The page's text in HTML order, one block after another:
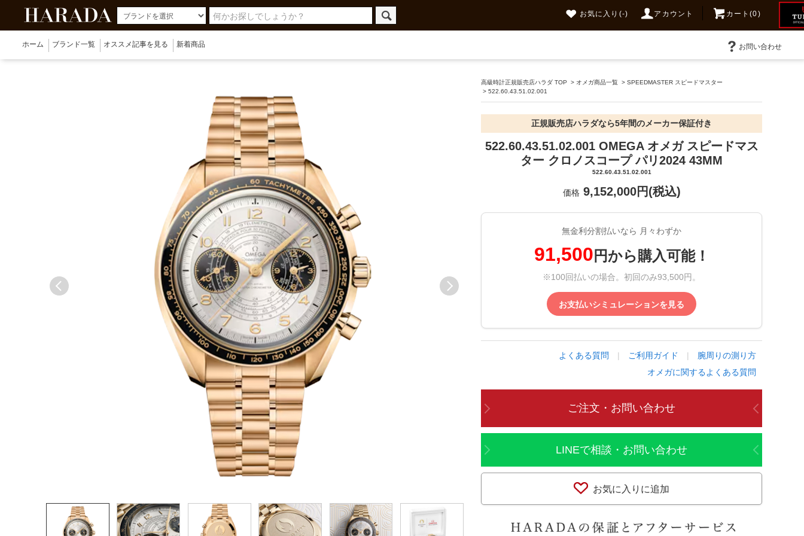
お気に入り (-) アカウント カート(0)
ホーム ブランド一覧 オススメ記事を見る 新着商品 お問い合わせ
高級時計正規販売店ハラダ TOP > オメガ商品一覧 >SPEEDMASTER スピードマスター
>522.60.43.51.02.001
正規販売店ハラダなら5年間のメーカー保証付き
522.60.43.51.02.001 OMEGA オメガ スピードマス
ター クロノスコープ パリ2024 43MM
522.60.43.51.02.001
価格9,152,000円(税込)
無金利分割払いなら 月々わずか
91,500 円から購入可能！
※100回払いの場合。初回のみ93,500円。
お支払いシミュレーションを見る
よくある質問 | ご利用ガイド | 腕周りの測り方
オメガに関するよくある質問
ご注文・お問い合わせ
LINEで相談・お問い合わせ
お気に入りに追加